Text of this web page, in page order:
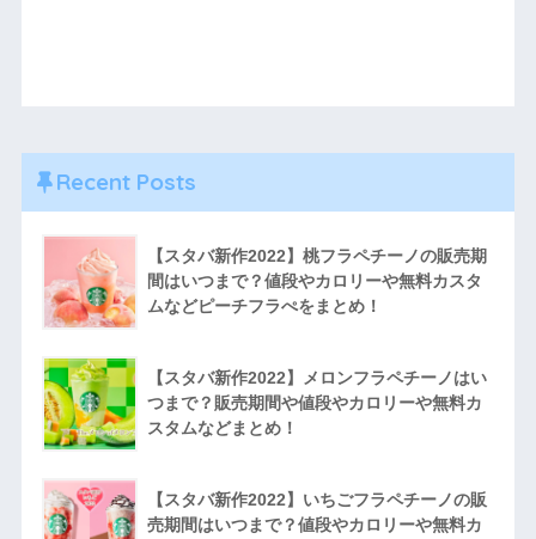
Recent Posts
【スタバ新作2022】桃フラペチーノの販売期
間はいつまで？値段やカロリーや無料カスタ
ムなどピーチフラぺをまとめ！
【スタバ新作2022】メロンフラペチーノはい
つまで？販売期間や値段やカロリーや無料カ
スタムなどまとめ！
【スタバ新作2022】いちごフラペチーノの販
売期間はいつまで？値段やカロリーや無料カ